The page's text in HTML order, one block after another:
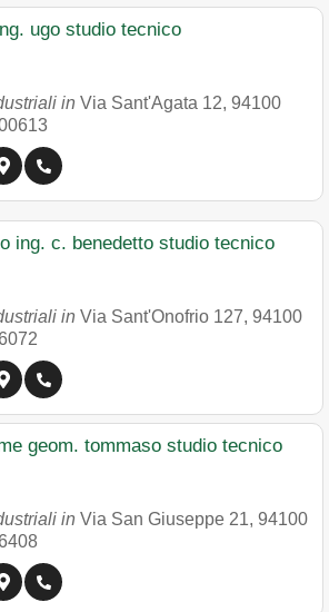
ugo studio tecnico
in Via Sant'Agata 12, 94100
ing. c. benedetto studio tecnico
in Via Sant'Onofrio 127, 94100
geom. tommaso studio tecnico
in Via San Giuseppe 21, 94100